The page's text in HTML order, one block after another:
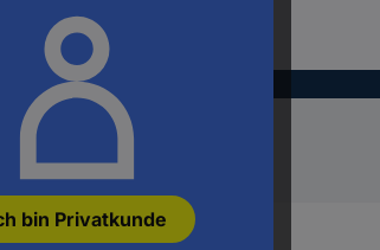
bin Privatkunde
Zangen Zangensets